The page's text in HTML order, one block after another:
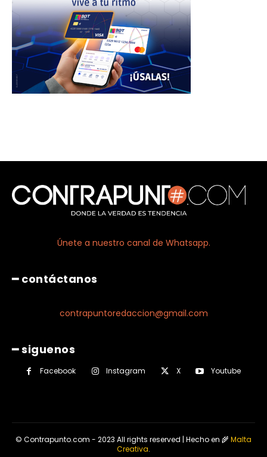
Únete a nuestro canal de Whatsapp.
━ contáctanos
contrapuntoredaccion@gmail.com
━ siguenos
Facebook Instagram X Youtube
© Contrapunto.com - 2023 All rights reserved | Hecho en 🌾Malta
Creativa.